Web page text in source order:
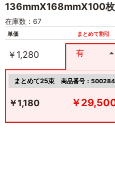
136mmX168mmX100枚
在庫数：67
単価 まとめて割引
￥1,280 有
まとめて25束 商品番号：
￥1,180 ￥